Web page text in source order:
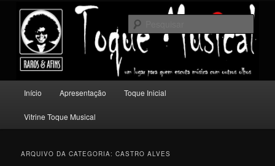
conteúdo
principal
conteúdo
secundário
Toque Musical
Um lugar para quem escuta música com outros olhos.
principal
Início Apresentação Toque Inicial
Vitrine Toque Musical
ARQUIVO DA CATEGORIA:CASTRO ALVES